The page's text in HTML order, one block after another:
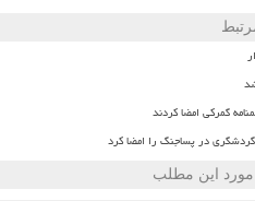
گمرکی امضا کردند
گردشگری در پساجنگ را امضا کرد
مورد این مطلب